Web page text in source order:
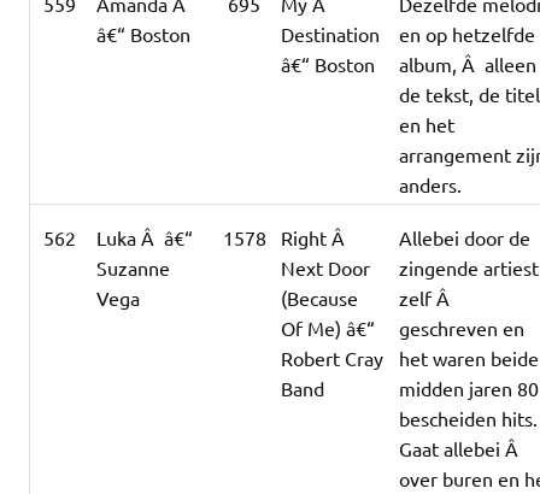
â€“ Boston
Destination
â€“ Boston
en op hetzelfde
album, Â alleen
de tekst, de titel
en het
arrangement
anders.
562
Luka Â â€“
Suzanne
Vega
1578
Right Â
Next Door
(Because
Of Me) â€“
Robert Cray
Band
Allebei door de
zingende artiest
zelf Â
geschreven en
het waren beide
midden jaren 80
bescheiden hits.
Gaat allebei Â
over buren en